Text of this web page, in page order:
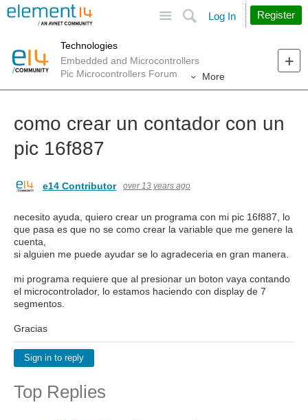
Search
Log In Register
Technologies
Embedded and Microcontrollers
Pic Microcontrollers Forum
More
como crear un contador con un
pic 16f887
e14 Contributor over 13 years ago
necesito ayuda, quiero crear un programa con mi pic 16f887, lo
que pasa es que no se como crear la variable que me genere la
cuenta,
si alguien me puede ayudar se lo agradeceria en gran manera.
mi programa requiere que al presionar un boton vaya contando
el microcontrolador, lo estamos haciendo con display de 7
segmentos.
Gracias
Sign in to reply
Top Replies